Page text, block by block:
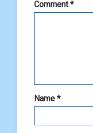
Comment*
Name *